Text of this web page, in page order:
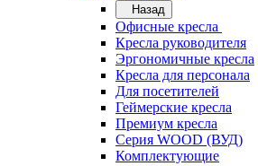
Назад
Офисные кресла
Кресла руководителя
Эргономичные кресла
Кресла для персонала
Для посетителей
Геймерские кресла
Премиум кресла
Серия WOOD (ВУД)
Комплектующие